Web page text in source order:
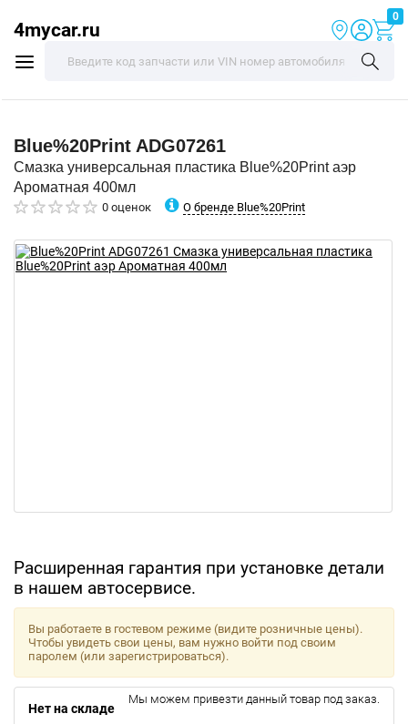
4mycar.ru
0
Blue%20Print ADG07261
Смазка универсальная пластика Blue%20Print аэр
Ароматная 400мл
0 оценок О бренде Blue%20Print
Расширенная гарантия при установке детали
в нашем автосервисе.
Вы работаете в гостевом режиме (видите розничные цены).
Чтобы увидеть свои цены, вам нужно войти под своим
паролем (или зарегистрироваться).
Нет на складе
Мы можем привезти данный товар под заказ.